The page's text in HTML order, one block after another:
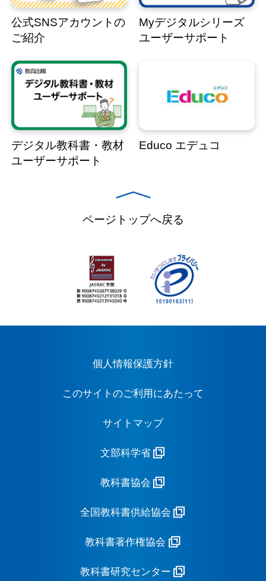
公式SNSアカウントの
ご紹介
Myデジタルシリーズ
ユーザーサポート
デジタル教科書・教材
ユーザーサポート
Educo エデュコ
ページトップへ戻る
個人情報保護方針
このサイトのご利用にあたって
サイトマップ
文部科学省
教科書協会
全国教科書供給協会
教科書著作権協会
教科書研究センター